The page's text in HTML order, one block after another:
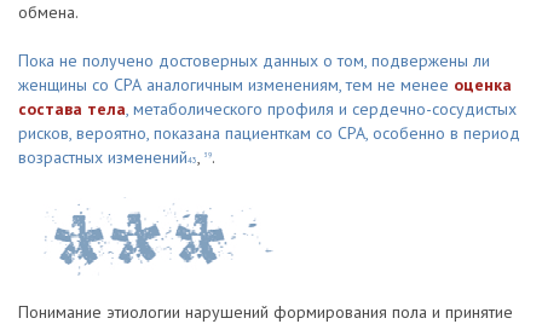
обмена.
Пока не получено достоверных данных о том, подвержены ли
женщины со СРА аналогичным изменениям, тем не менее оценка
состава тела, метаболического профиля и сердечно-сосудистых
рисков, вероятно, показана пациенткам со СРА, особенно в период
возрастных изменений43, 39.
Понимание этиологии нарушений формирования пола и принятие